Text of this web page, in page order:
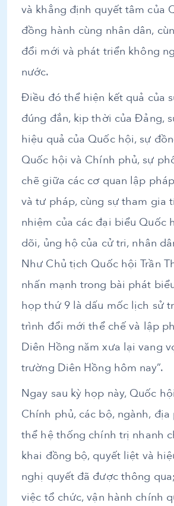
và khẳng định quyết tâm của
đồng hành cùng nhân dân,
đổi mới và phát triển không
nước.
Điều đó thể hiện kết quả của
đúng đắn, kịp thời của Đảng,
hiệu quả của Quốc hội, sự
Quốc hội và Chính phủ, sự
chẽ giữa các cơ quan lập
và tư pháp, cùng sự tham gia
nhiệm của các đại biểu Quốc
dõi, ủng hộ của cử tri, nhân
Như Chủ tịch Quốc hội Trần
nhấn mạnh trong bài phát
họp thứ 9 là dấu mốc lịch sử
trình đổi mới thể chế và lập
Diên Hồng năm xưa lại vang
trường Diên Hồng hôm nay”.
Ngay sau kỳ họp này, Quốc
Chính phủ, các bộ, ngành,
thể hệ thống chính trị nhanh
khai đồng bộ, quyết liệt và
nghị quyết đã được thông
việc tổ chức, vận hành chính